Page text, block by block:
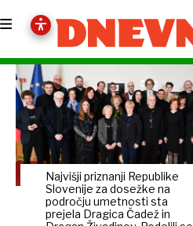
Najvišji priznanji Republike
Slovenije za dosežke na
področju umetnosti sta
prejela Dragica Čadež in